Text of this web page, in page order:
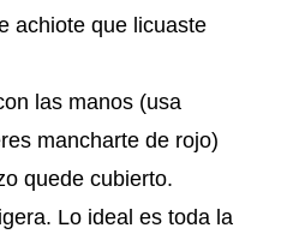
achiote que licuaste
las manos (usa
mancharte de rojo)
quede cubierto.
Lo ideal es toda la